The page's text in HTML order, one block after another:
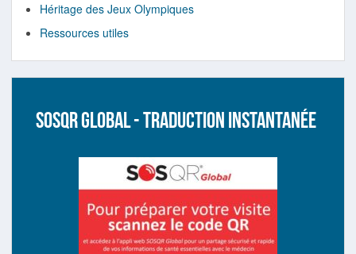
Héritage des Jeux Olympiques
Ressources utiles
SOSQR Global - traduction instantanée